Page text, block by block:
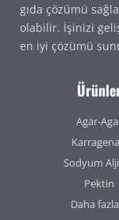
gıda çözümü
olabilir. İşinizi
en iyi çözümü
Agar-
Sodyum
Pektin
Daha